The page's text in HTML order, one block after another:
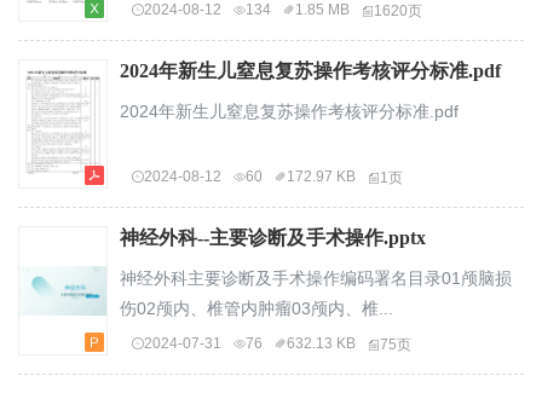
2024-08-12 134 1.85 MB 1620页
2024年新生儿窒息复苏操作考核评分标准.pdf
2024年新生儿窒息复苏操作考核评分标准.pdf
2024-08-12 60 172.97 KB 1页
神经外科--主要诊断及手术操作.pptx
神经外科主要诊断及手术操作编码署名目录01颅脑损
伤02颅内、椎管内肿瘤03颅内、椎...
2024-07-31 76 632.13 KB 75页